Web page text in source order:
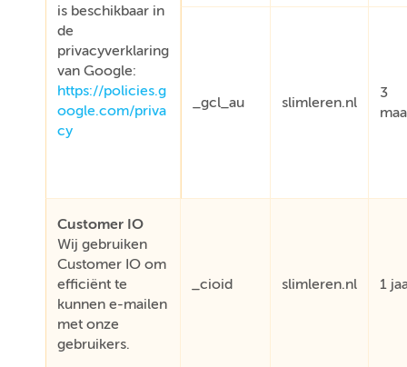
is beschikbaar in
de
privacyverklaring
van Google:
https://policies.g
oogle.com/priva
cy
_gcl_au slimleren.nl
3
Customer IO
Wij gebruiken
Customer IO om
efficiënt te
kunnen e-mailen
met onze
gebruikers.
_cioid slimleren.nl 1